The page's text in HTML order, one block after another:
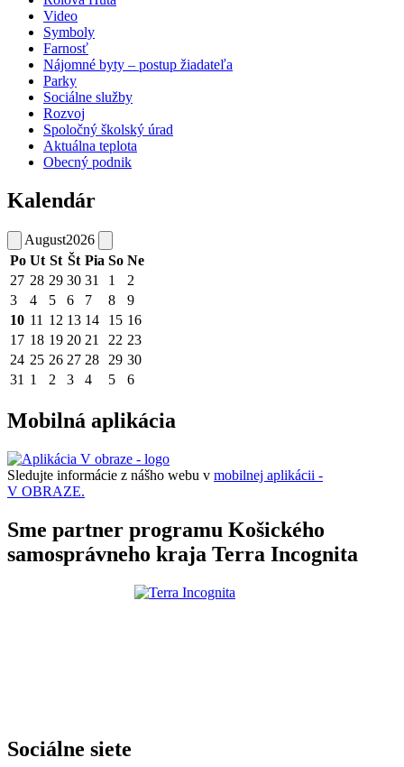
Video
Symboly
Farnosť
Nájomné byty – postup žiadateľa
Parky
Sociálne služby
Rozvoj
Spoločný školský úrad
Aktuálna teplota
Obecný podnik
Kalendár
August2026
Po Ut St Št Pia So Ne
27 28 29 30 31 1
2
3
4 5 6 7 8
9
10 11 12 13 14 15 16
17 18 19 20 21 22 23
24 25 26 27 28 29 30
31 1 2 3 4 5 6
Mobilná aplikácia
Sledujte informácie z nášho webu v mobilnej aplikácii -
V OBRAZE.
Sme partner programu Košického
samosprávneho kraja Terra Incognita
Sociálne siete